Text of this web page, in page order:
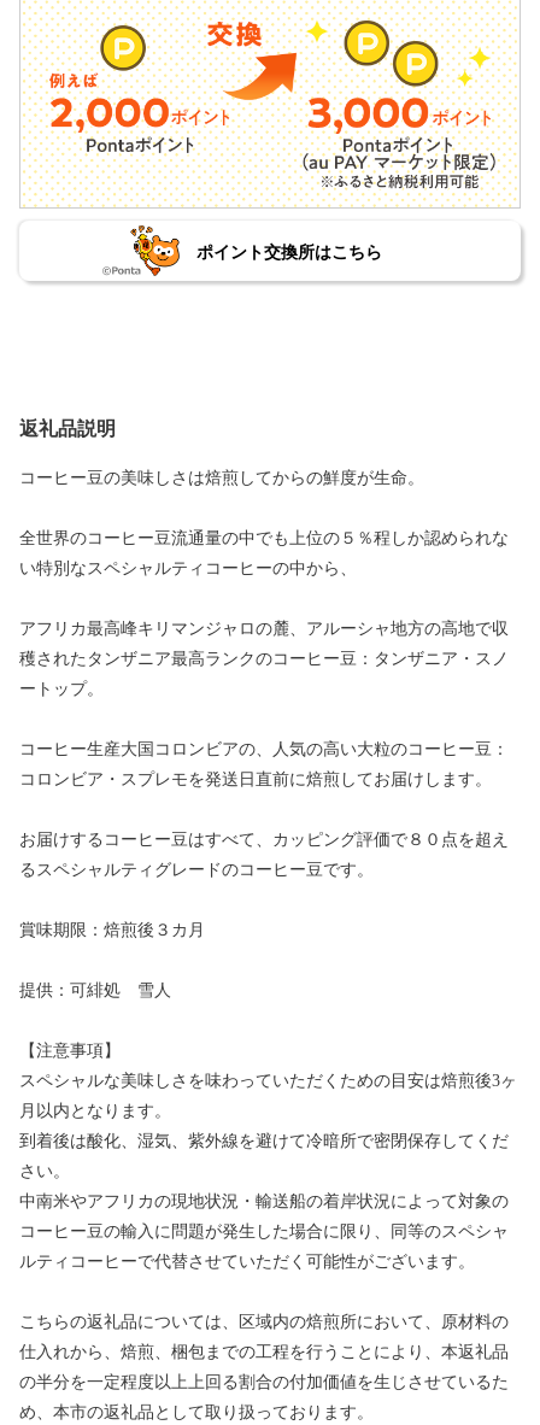
ポイント交換所はこちら
返礼品説明
コーヒー豆の美味しさは焙煎してからの鮮度が生命。
全世界のコーヒー豆流通量の中でも上位の５％程しか認められな
い特別なスペシャルティコーヒーの中から、
アフリカ最高峰キリマンジャロの麓、アルーシャ地方の高地で収
穫されたタンザニア最高ランクのコーヒー豆：タンザニア・スノ
ートップ。
コーヒー生産大国コロンビアの、人気の高い大粒のコーヒー豆：
コロンビア・スプレモを発送日直前に焙煎してお届けします。
お届けするコーヒー豆はすべて、カッピング評価で８０点を超え
るスペシャルティグレードのコーヒー豆です。
賞味期限：焙煎後３カ月
提供：可緋処 雪人
【注意事項】
スペシャルな美味しさを味わっていただくための目安は焙煎後3ヶ
月以内となります。
到着後は酸化、湿気、紫外線を避けて冷暗所で密閉保存してくだ
さい。
中南米やアフリカの現地状況・輸送船の着岸状況によって対象の
コーヒー豆の輸入に問題が発生した場合に限り、同等のスペシャ
ルティコーヒーで代替させていただく可能性がございます。
こちらの返礼品については、区域内の焙煎所において、原材料の
仕入れから、焙煎、梱包までの工程を行うことにより、本返礼品
の半分を一定程度以上上回る割合の付加価値を生じさせているた
め、本市の返礼品として取り扱っております。